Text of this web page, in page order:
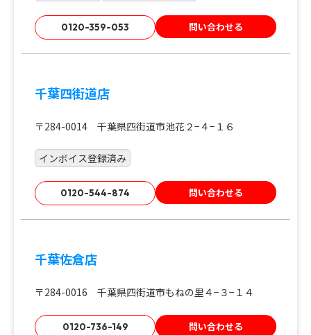
0120-359-053 問い合わせる
千葉四街道店
〒284-0014 千葉県四街道市池花２−４−１６
インボイス登録済み
0120-544-874 問い合わせる
千葉佐倉店
〒284-0016 千葉県四街道市もねの里４−３−１４
0120-736-149 問い合わせる